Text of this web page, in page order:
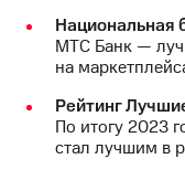
Национальная
МТС Банк —
на
Рейтинг
По итогу 2023
стал лучшим в